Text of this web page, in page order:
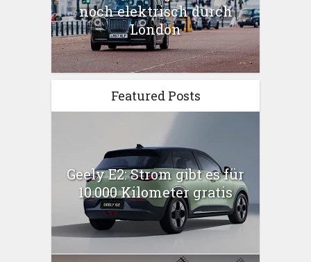
noch elektrisch durch
London
Featured Posts
Geely E2: Strom gibt es für
10.000 Kilometer gratis